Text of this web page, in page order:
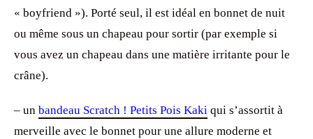
« boyfriend »). Porté seul, il est idéal en bonnet de nuit
ou même sous un chapeau pour sortir (par exemple si
vous avez un chapeau dans une matière irritante pour le
crâne).
– un bandeau Scratch ! Petits Pois Kaki qui s’assortit à
merveille avec le bonnet pour une allure moderne et